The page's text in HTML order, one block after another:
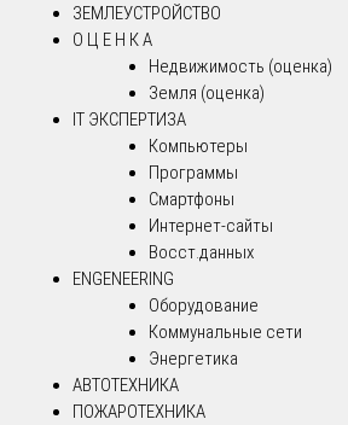
ЗЕМЛЕУСТРОЙСТВО
О Ц Е Н К А
Недвижимость (оценка)
Земля (оценка)
IT ЭКСПЕРТИЗА
Компьютеры
Программы
Смартфоны
Интернет-сайты
Восст.данных
ENGENEERING
Оборудование
Коммунальные сети
Энергетика
АВТОТЕХНИКА
ПОЖАРОТЕХНИКА